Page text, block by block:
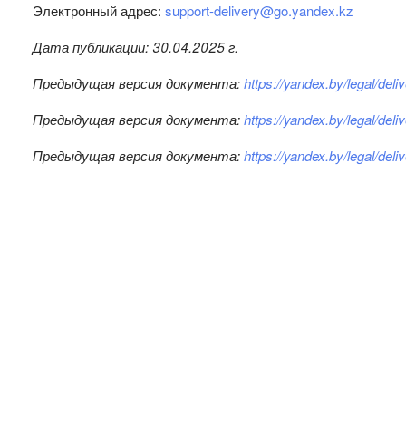
Электронный адрес: support-delivery@go.yandex.kz
Дата публикации: 30.04.2025 г.
Предыдущая версия документа:https://yandex.by/legal/
Предыдущая версия документа:https://yandex.by/legal/
Предыдущая версия документа:https://yandex.by/legal/